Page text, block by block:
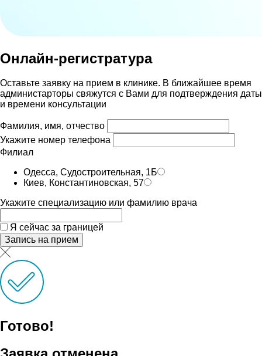
Онлайн-регистратура
Оставьте заявку на прием в клинике. В ближайшее время
администарторы свяжутся с Вами для подтверждения даты
и времени консультации
Фамилия, имя, отчество
Укажите номер телефона
Филиал
Одесса, Судостроительная, 1Б
Киев, Константиновская, 57
Укажите специализацию или фамилию врача
Я сейчас за границей
Запись на прием
Готово!